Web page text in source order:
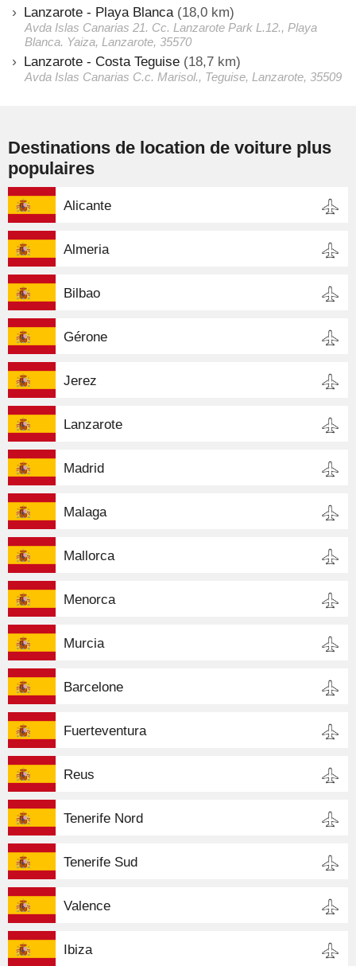
Lanzarote - Playa Blanca (18,0 km)
Avda Islas Canarias 21. Cc. Lanzarote Park L.12., Playa
Blanca. Yaiza, Lanzarote, 35570
Lanzarote - Costa Teguise (18,7 km)
Avda Islas Canarias C.c. Marisol., Teguise, Lanzarote, 35509
Destinations de location de voiture plus
populaires
Alicante
Almeria
Bilbao
Gérone
Jerez
Lanzarote
Madrid
Malaga
Mallorca
Menorca
Murcia
Barcelone
Fuerteventura
Reus
Tenerife Nord
Tenerife Sud
Valence
Ibiza